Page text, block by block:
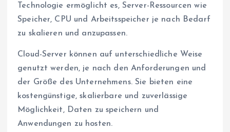
Technologie ermöglicht es, Server-Ressourcen wie
Speicher, CPU und Arbeitsspeicher je nach Bedarf
zu skalieren und anzupassen.
Cloud-Server können auf unterschiedliche Weise
genutzt werden, je nach den Anforderungen und
der Größe des Unternehmens. Sie bieten eine
kostengünstige, skalierbare und zuverlässige
Möglichkeit, Daten zu speichern und
Anwendungen zu hosten.